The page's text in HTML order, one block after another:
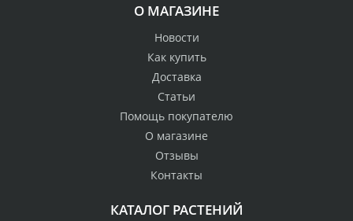
О МАГАЗИНЕ
Новости
Как купить
Доставка
Статьи
Помощь покупателю
О магазине
Отзывы
Контакты
КАТАЛОГ РАСТЕНИЙ